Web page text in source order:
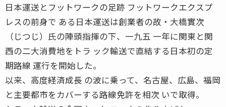
日本運送とフットワークの足跡 フットワークエクスプ
レスの前身で ある日本運送は創業者の故・大橋實次
（じつじ）氏の陣頭指揮の下、一九五 一年に関東と関
西の二大消費地をトラ ック輸送で直結する日本初の定
期路線 運行を開始した。
以来、高度経済成長 の波に乗って、名古屋、広島、福岡
と主要都市をカバーする路線免許を相次 いで取得。